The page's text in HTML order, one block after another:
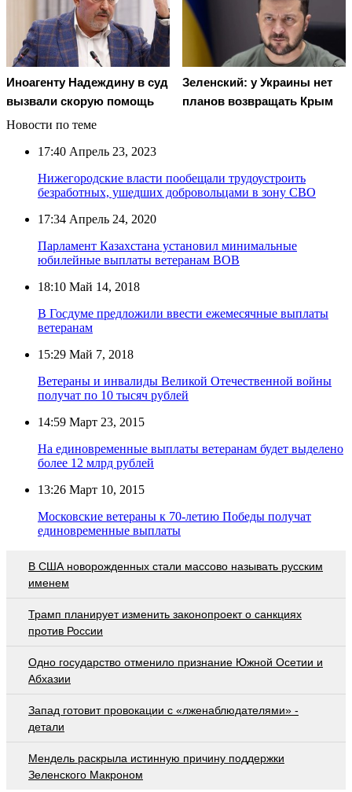
Иноагенту Надеждину в суд
вызвали скорую помощь
Зеленский: у Украины нет
планов возвращать Крым
Новости по теме
17:40 Апрель 23, 2023
Нижегородские власти пообещали трудоустроить
безработных, ушедших добровольцами в зону СВО
17:34 Апрель 24, 2020
Парламент Казахстана установил минимальные
юбилейные выплаты ветеранам ВОВ
18:10 Май 14, 2018
В Госдуме предложили ввести ежемесячные выплаты
ветеранам
15:29 Май 7, 2018
Ветераны и инвалиды Великой Отечественной войны
получат по 10 тысяч рублей
14:59 Март 23, 2015
На единовременные выплаты ветеранам будет выделено
более 12 млрд рублей
13:26 Март 10, 2015
Московские ветераны к 70-летию Победы получат
единовременные выплаты
В США новорожденных стали массово называть русским
именем
Трамп планирует изменить законопроект о санкциях
против России
Одно государство отменило признание Южной Осетии и
Абхазии
Запад готовит провокации с «лженаблюдателями» -
детали
Мендель раскрыла истинную причину поддержки
Зеленского Макроном